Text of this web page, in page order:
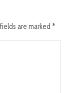
are marked *